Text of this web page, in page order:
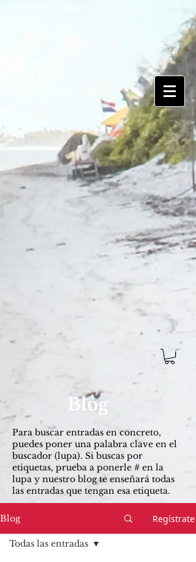
Blog
Para buscar entradas ​en concreto,
puedes poner una palabra clave en el
buscador (lupa). Si buscas por
etiquetas, prueba a ponerle # en la
lupa y nuestro blog te enseñará todas
las entradas que tengan esa etiqueta.
Blog Regístrate
Todas las entradas